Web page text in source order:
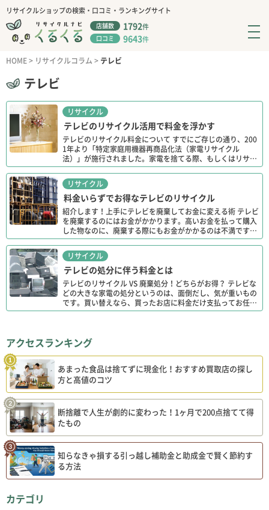
リサイクルショップの検索・口コミ・ランキングサイト
店舗数 1792件
口コミ 9643件
HOME> リサイクルコラム > テレビ
テレビ
リサイクル
テレビのリサイクル活用で料金を浮かす
テレビのリサイクル料金について すでにご存じの通り、200
1年より「特定家庭用機器再商品化法（家電リサイクル
法）」が施行されました。家電を捨てる際、もしくはリサイ
クルする際には各家電ごとに料金がことなってきます。テレ
ビの […]
リサイクル
料金いらずでお得なテレビのリサイクル
紹介します！上手にテレビを廃棄してお金に変える術 テレビ
を廃棄するのにはお金がかかります。高いお金を払って購入
した物なのに、廃棄する際にもお金がかかるのは不満です。
お金を払って廃棄するくらいであれば、少しでもお金に変え
た […]
リサイクル
テレビの処分に伴う料金とは
テレビのリサイクル VS 廃棄処分！どちらがお得？ テレビな
どの大きな家電の処分というのは、面倒だし、気が重いもの
です。買い替えなら、買ったお店に料金だけ支払ってお任せ
ですが、捨てるだけのときはちょっと手間がかかります。
アクセスランキング
あまった食品は捨てずに現金化！おすすめ買取店の探し
方と高値のコツ
断捨離で人生が劇的に変わった！1ヶ月で200点捨てて得
たもの
知らなきゃ損する引っ越し補助金と助成金で賢く節約す
る方法
カテゴリ